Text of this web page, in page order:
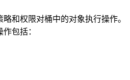
和权限对桶中的对象执行操作。
包括：